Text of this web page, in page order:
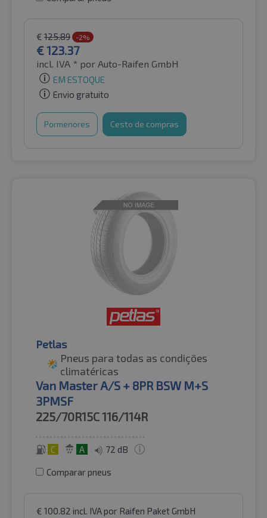
€ 125.89 -2%
€123.37
incl. IVA * por Auto-Raifen GmbH
EM ESTOQUE
Envio gratuito
Pormenores Cesto de compras
Petlas
Pneus para todas as condições
climatéricas
Van Master A/S + 8PR BSW M+S
3PMSF
225/70R15C116/114R
C A 72 dB
Comparar pneus
€ 100.82 incl. IVA por Raifen Paket GmbH